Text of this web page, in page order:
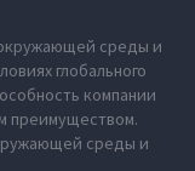
окружающей среды и
глобального
компании
преимуществом.
среды и